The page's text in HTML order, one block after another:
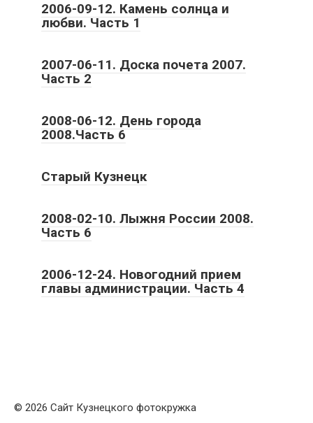
2006-09-12. Камень солнца и
любви. Часть 1
2007-06-11. Доска почета 2007.
Часть 2
2008-06-12. День города
2008.Часть 6
Старый Кузнецк
2008-02-10. Лыжня России 2008.
Часть 6
2006-12-24. Новогодний прием
главы администрации. Часть 4
© 2026 Сайт Кузнецкого фотокружка